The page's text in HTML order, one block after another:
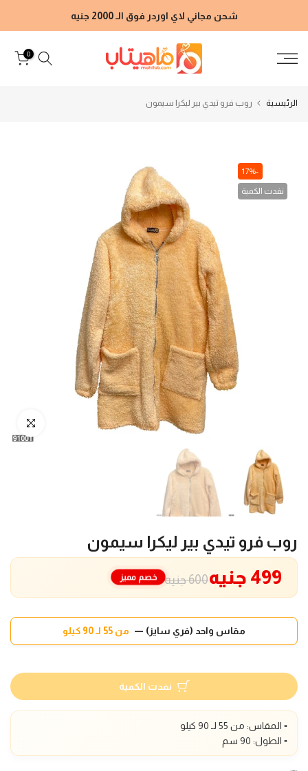
إلى
شحن مجاني لاي اوردر فوق الـ 2000 جنيه
0
الرئيسية روب فرو تيدي بير ليكرا سيمون
-17%
نفدت الكمية
انقر للتكبير
روب فرو تيدي بير ليكرا سيمون
600 جنيه 499 جنيه خصم مميز
مقاس واحد (فري سايز) — من 55 لـ 90 كيلو
نفدت الكمية
▫️ المقاس: من 55 لـ 90 كيلو
▫️ الطول: 90 سم